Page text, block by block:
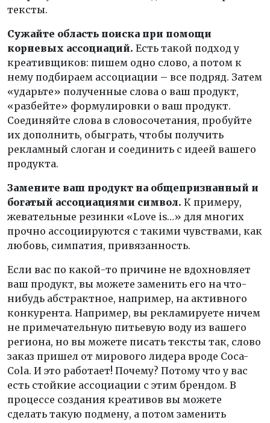
тексты.
Сужайте область поиска при помощи
корневых ассоциаций. Есть такой подход у
креативщиков: пишем одно слово, а потом к
нему подбираем ассоциации – все подряд. Затем
«ударьте» полученные слова о ваш продукт,
«разбейте» формулировки о ваш продукт.
Соединяйте слова в словосочетания, пробуйте
их дополнить, обыграть, чтобы получить
рекламный слоган и соединить с идеей вашего
продукта.
Замените ваш продукт на общепризнанный и
богатый ассоциациями символ. К примеру,
жевательные резинки «Love is…» для многих
прочно ассоциируются с такими чувствами, как
любовь, симпатия, привязанность.
Если вас по какой-то причине не вдохновляет
ваш продукт, вы можете заменить его на что-
нибудь абстрактное, например, на активного
конкурента. Например, вы рекламируете ничем
не примечательную питьевую воду из вашего
региона, но вы можете писать тексты так, слово
заказ пришел от мирового лидера вроде Coca-
Cola. И это работает! Почему? Потому что у вас
есть стойкие ассоциации с этим брендом. В
процессе создания креативов вы можете
сделать такую подмену, а потом заменить